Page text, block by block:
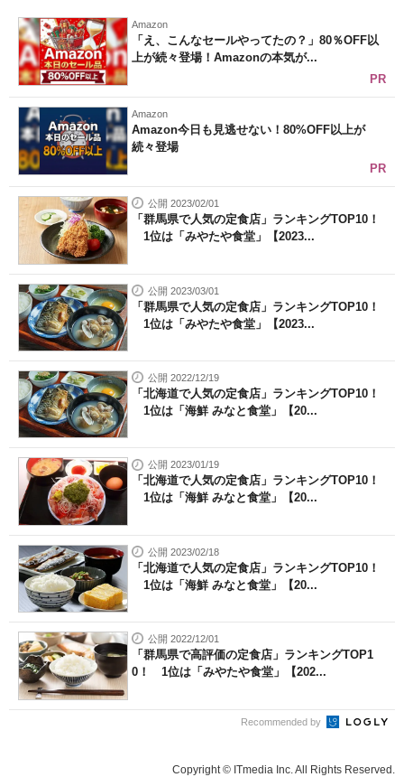
Amazon
「え、こんなセールやってたの？」80％OFF以
上が続々登場！Amazonの本気が...
PR
Amazon
Amazon今日も見逃せない！80%OFF以上が
続々登場
PR
公開 2023/02/01
「群馬県で人気の定食店」ランキングTOP10！
1位は「みやたや食堂」【2023...
公開 2023/03/01
「群馬県で人気の定食店」ランキングTOP10！
1位は「みやたや食堂」【2023...
公開 2022/12/19
「北海道で人気の定食店」ランキングTOP10！
1位は「海鮮 みなと食堂」【20...
公開 2023/01/19
「北海道で人気の定食店」ランキングTOP10！
1位は「海鮮 みなと食堂」【20...
公開 2023/02/18
「北海道で人気の定食店」ランキングTOP10！
1位は「海鮮 みなと食堂」【20...
公開 2022/12/01
「群馬県で高評価の定食店」ランキングTOP1
0！ 1位は「みやたや食堂」【202...
Recommended by
Copyright © ITmedia Inc. All Rights Reserved.